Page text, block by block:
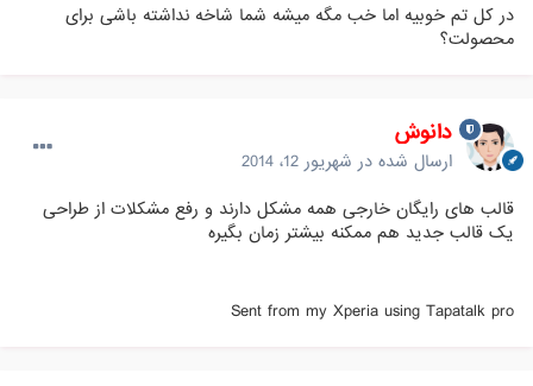
در کل تم خوبیه اما خب مگه میشه شما شاخه نداشته باشی برای
محصولت؟
دانوش
ارسال شده در شهریور 12، 2014
قالب های رایگان خارجی همه مشکل دارند و رفع مشکلات از طراحی
یک قالب جدید هم ممکنه بیشتر زمان بگیره
Sent from my Xperia using Tapatalk pro